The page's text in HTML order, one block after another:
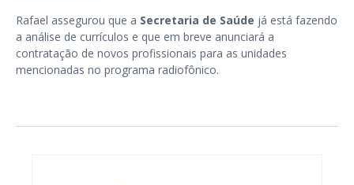
Rafael assegurou que a Secretaria de Saúde já está fazendo
a análise de currículos e que em breve anunciará a
contratação de novos profissionais para as unidades
mencionadas no programa radiofônico.